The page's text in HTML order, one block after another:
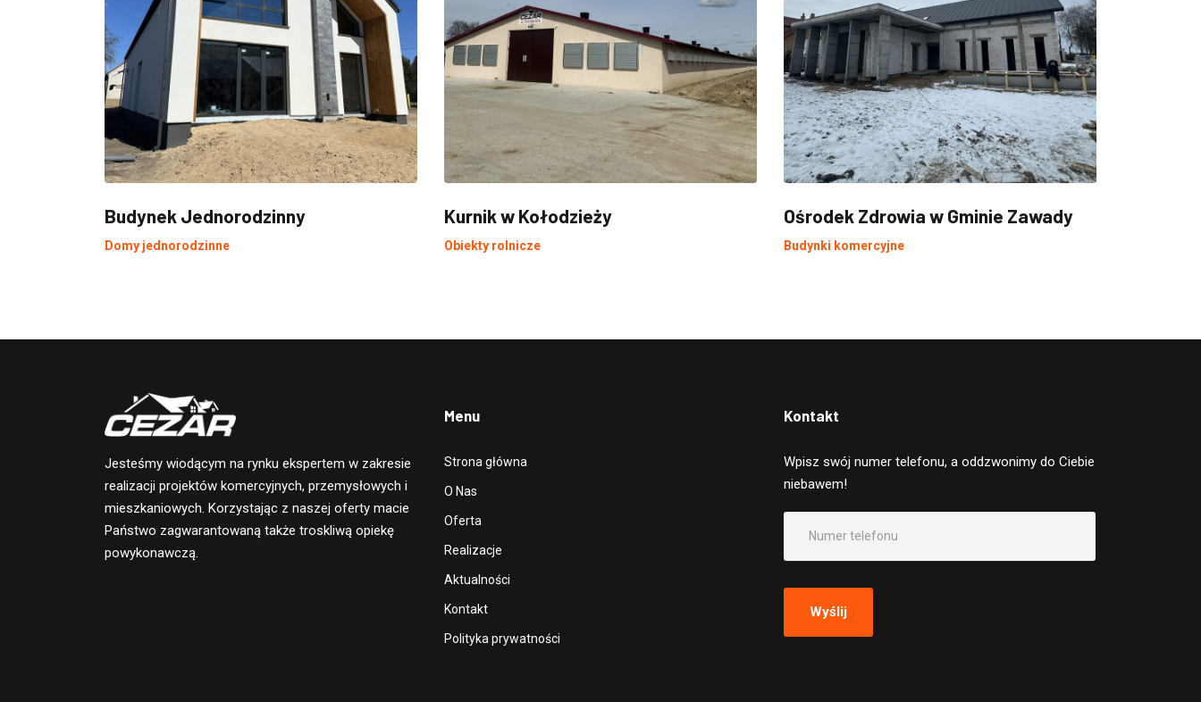
Budynek Jednorodzinny
Domy jednorodzinne
Kurnik w Kołodzieży
Obiekty rolnicze
Ośrodek Zdrowia w Gminie Zawady
Budynki komercyjne
Jesteśmy wiodącym na rynku ekspertem w zakresie
realizacji projektów komercyjnych, przemysłowych i
mieszkaniowych. Korzystając z naszej oferty macie
Państwo zagwarantowaną także troskliwą opiekę
powykonawczą.
Menu
Strona główna
O Nas
Oferta
Realizacje
Aktualności
Kontakt
Polityka prywatności
Kontakt
Wpisz swój numer telefonu, a oddzwonimy do Ciebie
niebawem!